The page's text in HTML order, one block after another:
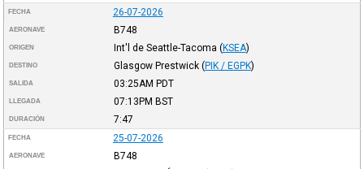
FECHA 26-07-2026
AERONAVE B748
ORIGEN Int'l de Seattle-Tacoma (KSEA)
DESTINO Glasgow Prestwick (PIK / EGPK)
SALIDA 03:25AM PDT
LLEGADA 07:13PM BST
DURACIÓN 7:47
FECHA 25-07-2026
AERONAVE B748